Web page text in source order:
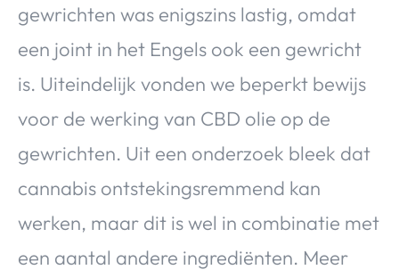
gewrichten was enigszins lastig, omdat
een joint in het Engels ook een gewricht
is. Uiteindelijk vonden we beperkt bewijs
voor de werking van CBD olie op de
gewrichten. Uit een onderzoek bleek dat
cannabis ontstekingsremmend kan
werken, maar dit is wel in combinatie met
een aantal andere ingrediënten. Meer